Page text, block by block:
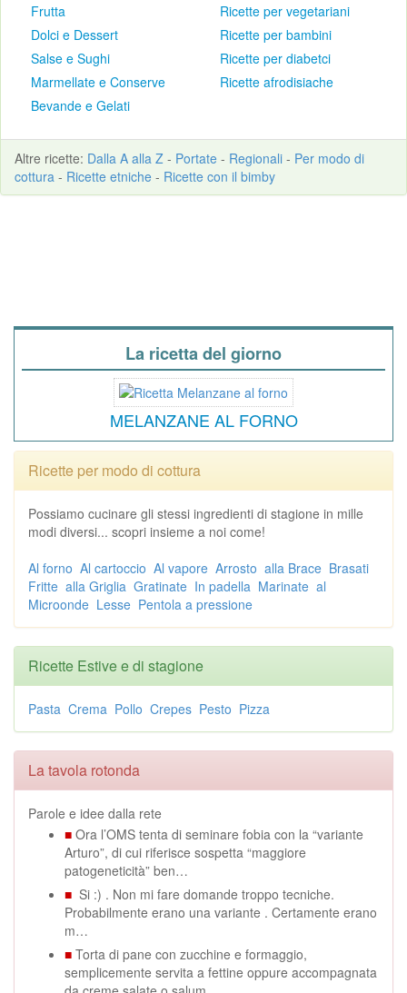
Frutta
Dolci e Dessert
Salse e Sughi
Marmellate e Conserve
Bevande e Gelati
Ricette per vegetariani
Ricette per bambini
Ricette per diabetci
Ricette afrodisiache
Altre ricette: Dalla A alla Z - Portate - Regionali - Per modo di
cottura - Ricette etniche - Ricette con il bimby
La ricetta del giorno
MELANZANE AL FORNO
Ricette per modo di cottura
Possiamo cucinare gli stessi ingredienti di stagione in mille
modi diversi... scopri insieme a noi come!
Al forno Al cartoccio Al vapore Arrosto alla Brace Brasati
Fritte alla Griglia Gratinate In padella Marinate al
Microonde Lesse Pentola a pressione
Ricette Estive e di stagione
Pasta Crema Pollo Crepes Pesto Pizza
La tavola rotonda
Parole e idee dalla rete
■ Ora l’OMS tenta di seminare fobia con la “variante
Arturo”, di cui riferisce sospetta “maggiore
patogeneticità” ben…
■ Si :) . Non mi fare domande troppo tecniche.
Probabilmente erano una variante . Certamente erano
m…
■ Torta di pane con zucchine e formaggio,
semplicemente servita a fettine oppure accompagnata